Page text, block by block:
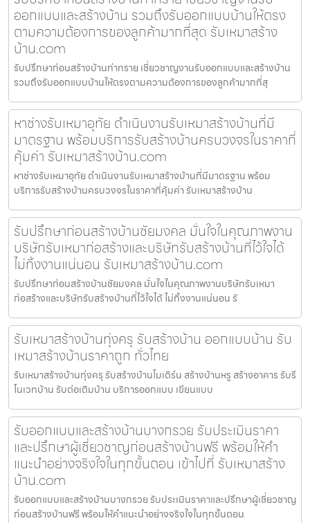
ออกแบบและสร้างบ้าน รวมถึงรับออกแบบบ้านให้ตรง
ตามความต้องการของลูกค้ามากที่สุด รับเหมาสร้าง
บ้าน.com
รับปรึกษาก่อนสร้างบ้านท่าทราย เชี่ยวชาญงานรับออกแบบและสร้างบ้าน
รวมถึงรับออกแบบบ้านให้ตรงตามความต้องการของลูกค้ามากที่สุ
หาช่างรับเหมาอุทัย ดำเนินงานรับเหมาสร้างบ้านที่มี
มาตรฐาน พร้อมบริการรับสร้างบ้านครบวงจรในราคาที่
คุ้มค่า รับเหมาสร้างบ้าน.com
หาช่างรับเหมาอุทัย ดำเนินงานรับเหมาสร้างบ้านที่มีมาตรฐาน พร้อม
บริการรับสร้างบ้านครบวงจรในราคาที่คุ้มค่า รับเหมาสร้างบ้าน
รับปรึกษาก่อนสร้างบ้านชัยมงคล มั่นใจในคุณภาพงาน
บริษัทรับเหมาก่อสร้างและบริษัทรับสร้างบ้านที่ไว้ใจได้
ไม่ทิ้งงานแน่นอน รับเหมาสร้างบ้าน.com
รับปรึกษาก่อนสร้างบ้านชัยมงคล มั่นใจในคุณภาพงานบริษัทรับเหมา
ก่อสร้างและบริษัทรับสร้างบ้านที่ไว้ใจได้ ไม่ทิ้งงานแน่นอน รั
รับเหมาสร้างบ้านทุ่งครุ รับสร้างบ้าน ออกแบบบ้าน รับ
เหมาสร้างบ้านราคาถูก ทั่วไทย
รับเหมาสร้างบ้านทุ่งครุ รับสร้างบ้านโมเดิร์น สร้างบ้านหรู สร้างอาคาร รับรี
โนเวทบ้าน รับต่อเติมบ้าน บริการออกแบบ เขียนแบบ
รับออกแบบและสร้างบ้านบางกรวย รับประเมินราคา
และปรึกษาผู้เชี่ยวชาญก่อนสร้างบ้านฟรี พร้อมให้คำ
แนะนำอย่างจริงใจในทุกขั้นตอน เข้าไปที่ รับเหมาสร้าง
บ้าน.com
รับออกแบบและสร้างบ้านบางกรวย รับประเมินราคาและปรึกษาผู้เชี่ยวชาญ
ก่อนสร้างบ้านฟรี พร้อมให้คำแนะนำอย่างจริงใจในทุกขั้นตอน